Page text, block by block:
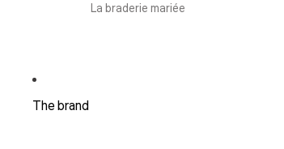
La braderie mariée
The brand